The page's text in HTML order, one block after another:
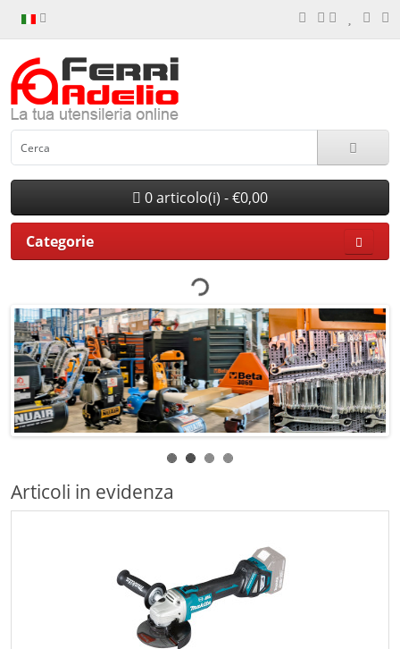
0 articolo(i) - €0,00
Categorie
Articoli in evidenza